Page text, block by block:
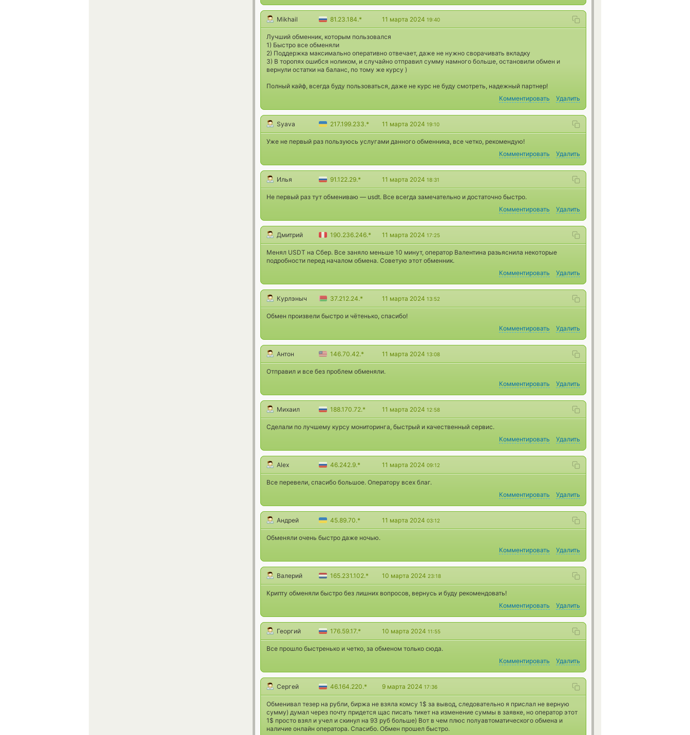
Mikhail 81.23.184.* 11 марта 2024 19:40
Лучший обменник, которым пользовался
1) Быстро все обменяли
2) Поддержка максимально оперативно отвечает, даже не нужно сворачивать вкладку
3) В торопях ошибся ноликом, и случайно отправил сумму намного больше, остановили обмен и
вернули остатки на баланс, по тому же курсу )
Полный кайф, всегда буду пользоваться, даже не курс не буду смотреть, надежный партнер!
Комментировать
Удалить
Syava 217.199.233.* 11 марта 2024 19:10
Уже не первый раз пользуюсь услугами данного обменника, все четко, рекомендую!
Комментировать
Удалить
Илья 91.122.29.* 11 марта 2024 18:31
Не первый раз тут обмениваю — usdt. Все всегда замечательно и достаточно быстро.
Комментировать
Удалить
Дмитрий 190.236.246.* 11 марта 2024 17:25
Менял USDT на Сбер. Все заняло меньше 10 минут, оператор Валентина разьяснила некоторые
подробности перед началом обмена. Советую этот обменник.
Комментировать
Удалить
Курлэныч 37.212.24.* 11 марта 2024 13:52
Обмен произвели быстро и чётенько, спасибо!
Комментировать
Удалить
Антон 146.70.42.* 11 марта 2024 13:08
Отправил и все без проблем обменяли.
Комментировать
Удалить
Михаил 188.170.72.* 11 марта 2024 12:58
Сделали по лучшему курсу мониторинга, быстрый и качественный сервис.
Комментировать
Удалить
Alex 46.242.9.* 11 марта 2024 09:12
Все перевели, спасибо большое. Оператору всех благ.
Комментировать
Удалить
Андрей 45.89.70.* 11 марта 2024 03:12
Обменяли очень быстро даже ночью.
Комментировать
Удалить
Валерий 165.231.102.* 10 марта 2024 23:18
Крипту обменяли быстро без лишних вопросов, вернусь и буду рекомендовать!
Комментировать
Удалить
Георгий 176.59.17.* 10 марта 2024 11:55
Все прошло быстренько и четко, за обменом только сюда.
Комментировать
Удалить
Сергей 46.164.220.* 9 марта 2024 17:36
Обменивал тезер на рубли, биржа не взяла комсу 1$ за вывод, следовательно я прислал не верную
сумму) думал через почту придется щас писать тикет на изменение суммы в заявке, но оператор этот
1$ просто взял и учел и скинул на 93 руб больше) Вот в чем плюс полуавтоматического обмена и
наличие онлайн оператора. Спасибо. Обмен прошел быстро.